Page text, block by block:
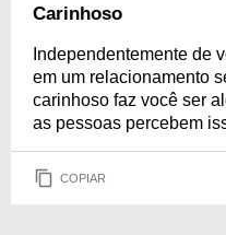
Carinhoso
Independentemente de
em um relacionamento
carinhoso faz você ser
as pessoas percebem
COPIAR